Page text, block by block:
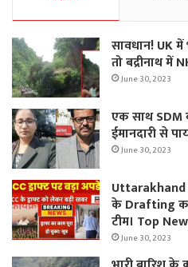
सावधान! UK
तो बद्रीनाथ में
June 30, 2023
एक साथ SDM
ईमानदारी से
June 30, 2023
Uttarakhand
के Drafting
टीम। Top
June 30, 2023